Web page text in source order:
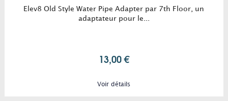
Elev8 Old Style Water Pipe Adapter par 7th Floor, un
adaptateur pour le...
13,00 €
Voir détails